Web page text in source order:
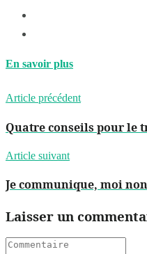
En savoir plus
Article précédent
Quatre conseils pour le
Article suivant
Je communique, moi
Laisser un